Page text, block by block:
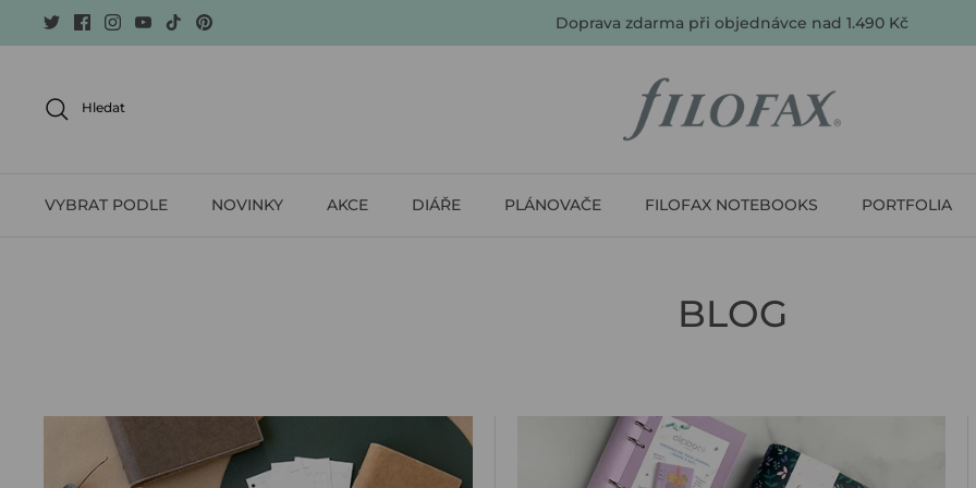
Doprava zdarma při objednávce nad 1.490 Kč
Hledat
VYBRAT PODLE NOVINKY AKCE DIÁŘE PLÁNOVAČE FILOFAX NOTEBOOKS PORTFOLIA
BLOG